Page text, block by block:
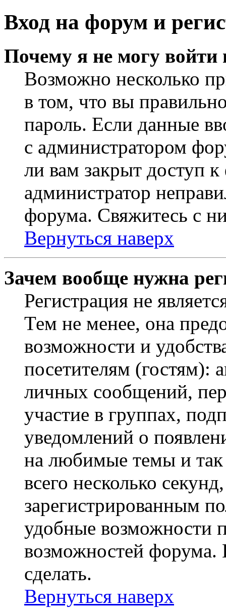
Вход на форум и
Почему я не могу войти
Возможно несколько
в том, что вы
пароль. Если данные
с администратором
ли вам закрыт доступ
администратор
форума. Свяжитесь с
Вернуться наверх
Зачем вообще нужна
Регистрация не
Тем не менее, она
возможности и
посетителям (гостям):
личных сообщений,
участие в группах,
уведомлений о
на любимые темы и так
всего несколько
зарегистрированным
удобные возможности
возможностей
сделать.
Вернуться наверх